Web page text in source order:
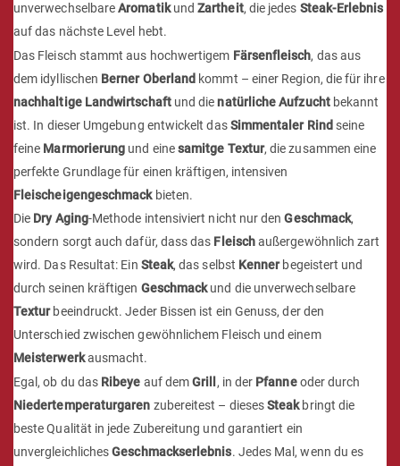
unverwechselbareAromatikundZartheit, die jedes Steak-Erlebnis
auf das nächste Level hebt.
Das Fleisch stammt aus hochwertigem Färsenfleisch, das aus
dem idyllischen Berner Oberland kommt – einer Region, die für ihre
nachhaltige Landwirtschaftund dienatürliche Aufzuchtbekannt
ist. In dieser Umgebung entwickelt dasSimmentaler Rind seine
feine Marmorierung und einesamitge Textur, die zusammen eine
perfekte Grundlage für einen kräftigen, intensiven
Fleischeigengeschmackbieten.
Die Dry Aging-Methode intensiviert nicht nur denGeschmack,
sondern sorgt auch dafür, dass das Fleischaußergewöhnlich zart
wird. Das Resultat: Ein Steak, das selbst Kennerbegeistert und
durch seinen kräftigen Geschmackund die unverwechselbare
Texturbeeindruckt. Jeder Bissen ist ein Genuss, der den
Unterschied zwischen gewöhnlichem Fleisch und einem
Meisterwerkausmacht.
Egal, ob du das Ribeye auf demGrill , in der Pfanneoder durch
Niedertemperaturgaren zubereitest – diesesSteakbringt die
beste Qualität in jede Zubereitung und garantiert ein
unvergleichlichesGeschmackserlebnis. Jedes Mal, wenn du es